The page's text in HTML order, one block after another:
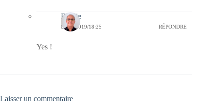
Bernie
06/10/2019/18:25 RÉPONDRE
Yes !
Laisser un commentaire